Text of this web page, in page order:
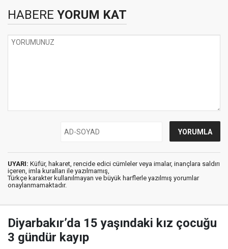
HABERE YORUM KAT
UYARI: Küfür, hakaret, rencide edici cümleler veya imalar, inançlara saldırı
içeren, imla kuralları ile yazılmamış,
Türkçe karakter kullanılmayan ve büyük harflerle yazılmış yorumlar
onaylanmamaktadır.
Diyarbakır’da 15 yaşındaki kız çocuğu
3 gündür kayıp